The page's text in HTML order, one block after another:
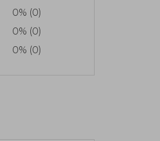
0% (0)
0% (0)
0% (0)